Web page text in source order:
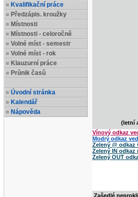
Kvalifikační práce
Předzápis. kroužky
Místnosti
Místnosti - celoročně
Volné míst - semestr
Volné míst - rok
Klauzurní práce
Průnik časů
Úvodní stránka
Kalendář
Nápověda
(letní
Vínový odkaz
Modrý odkaz
Zelený @ odkaz
Zelený IN
Zelený OUT
Zašedlé